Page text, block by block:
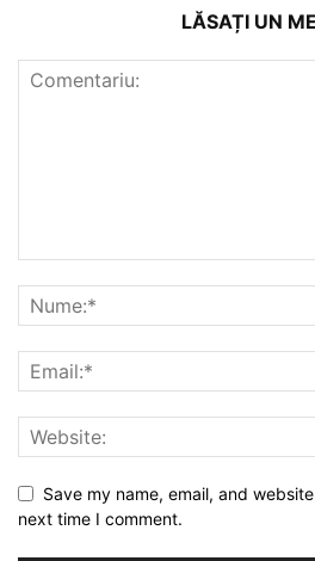
LĂSAȚI UN
Save my name, email, and
next time I comment.